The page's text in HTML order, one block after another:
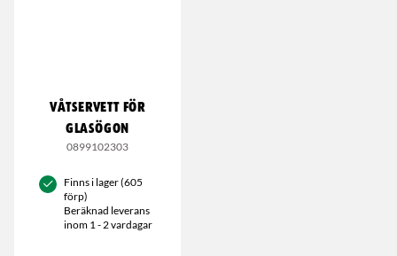
VÅTSERVETT FÖR
GLASÖGON
0899102303
Finns i lager (605
förp)
Beräknad leverans
inom 1 - 2 vardagar